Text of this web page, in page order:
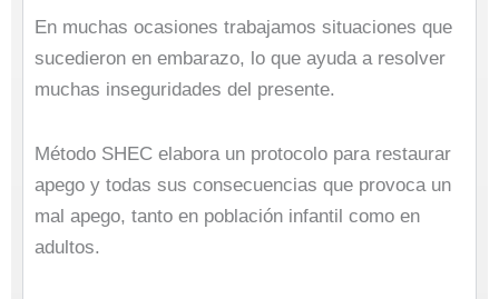
En muchas ocasiones trabajamos situaciones que
sucedieron en embarazo, lo que ayuda a resolver
muchas inseguridades del presente.
Método SHEC elabora un protocolo para restaurar
apego y todas sus consecuencias que provoca un
mal apego, tanto en población infantil como en
adultos.